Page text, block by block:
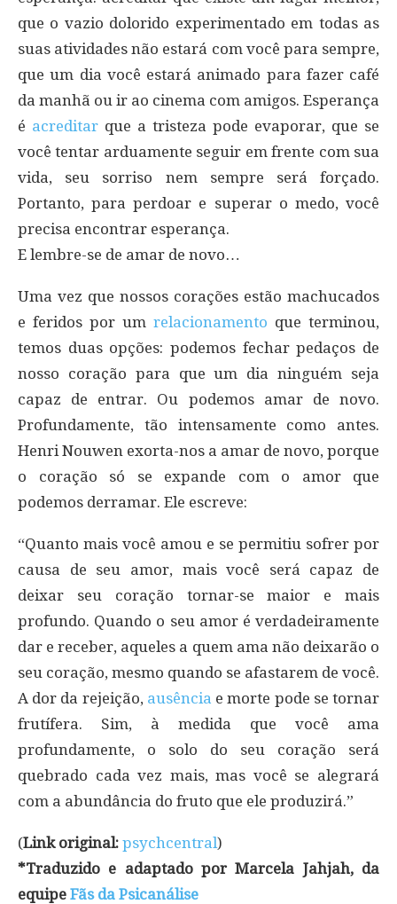
que o vazio dolorido experimentado em todas as
suas atividades não estará com você para sempre,
que um dia você estará animado para fazer café
da manhã ou ir ao cinema com amigos. Esperança
é acreditar que a tristeza pode evaporar, que se
você tentar arduamente seguir em frente com sua
vida, seu sorriso nem sempre será forçado.
Portanto, para perdoar e superar o medo, você
precisa encontrar esperança.
E lembre-se de amar de novo…
Uma vez que nossos corações estão machucados
e feridos por um relacionamento que terminou,
temos duas opções: podemos fechar pedaços de
nosso coração para que um dia ninguém seja
capaz de entrar. Ou podemos amar de novo.
Profundamente, tão intensamente como antes.
Henri Nouwen exorta-nos a amar de novo, porque
o coração só se expande com o amor que
podemos derramar. Ele escreve:
“Quanto mais você amou e se permitiu sofrer por
causa de seu amor, mais você será capaz de
deixar seu coração tornar-se maior e mais
profundo. Quando o seu amor é verdadeiramente
dar e receber, aqueles a quem ama não deixarão o
seu coração, mesmo quando se afastarem de você.
A dor da rejeição, ausência e morte pode se tornar
frutífera. Sim, à medida que você ama
profundamente, o solo do seu coração será
quebrado cada vez mais, mas você se alegrará
com a abundância do fruto que ele produzirá.”
(Link original: psychcentral)
*Traduzido e adaptado por Marcela Jahjah, da
equipe Fãs da Psicanálise